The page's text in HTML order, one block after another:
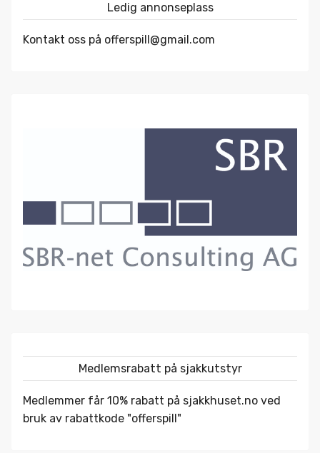
Ledig annonseplass
Kontakt oss på offerspill@gmail.com
Medlemsrabatt på sjakkutstyr
Medlemmer får 10% rabatt på sjakkhuset.no ved
bruk av rabattkode "offerspill"